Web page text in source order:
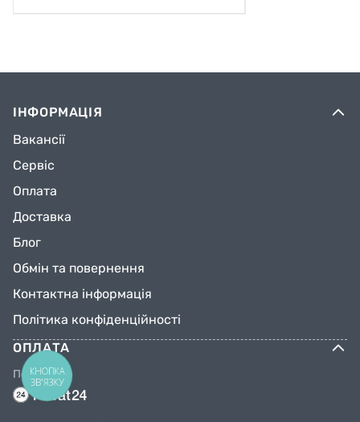
ІНФОРМАЦІЯ
Вакансії
Сервіс
Оплата
Доставка
Блог
Обмін та повернення
Контактна інформація
Політика конфіденційності
ОПЛАТА
Переказом
КНОПКА
ЗВ'ЯЗКУ